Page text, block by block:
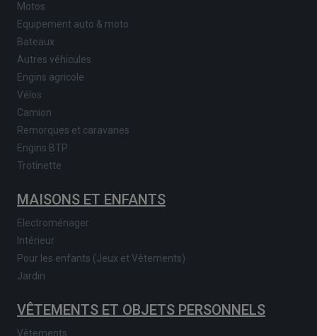
Motos
Equipement auto & moto
Bateaux
Autres véhicules
Engins agricole
Vélos
Camion
Remorques et caravanes
Engins BTP
Trotinette
MAISONS ET ENFANTS
Electroménager
Intérieur
Pour les enfants (Jeux et Vêtements)
Jardin
VÊTEMENTS ET OBJETS PERSONNELS
Vêtements